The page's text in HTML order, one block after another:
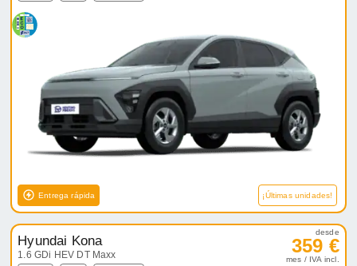
Entrega rápida ¡Últimas unidades!
Hyundai Kona
1.6 GDi HEV DT Maxx
desde
359 €
mes / IVA incl.